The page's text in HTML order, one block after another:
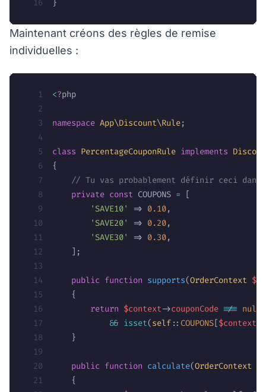
}
Maintenant créons des règles de remise
individuelles :
<?php
namespace App\Discount\Rule;
class PercentageCouponRule implements
{
// Tu vas probablement définir ceci
    private
const COUPONS = [
        'SAVE10'
=> 0.10,
        'SAVE20'
=> 0.20,
        'SAVE30'
=> 0.30,
    ];
    public
function supports(OrderContext
    {
        return
$context->couponCode !== null
            &&
isset(self :: COUPONS[$context
    }
    public
function calculate(OrderContext
    {